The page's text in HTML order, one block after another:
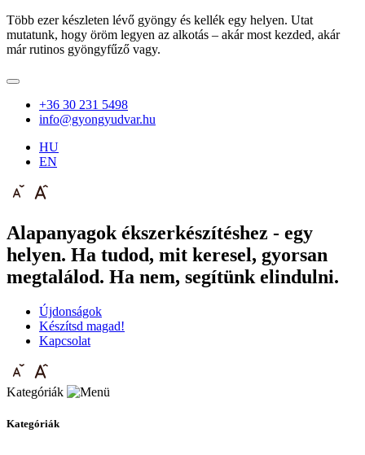
Több ezer készleten lévő gyöngy és kellék egy helyen. Utat
mutatunk, hogy öröm legyen az alkotás – akár most kezded, akár
már rutinos gyöngyfűző vagy.
+36 30 231 5498
info@gyongyudvar.hu
HU
EN
Alapanyagok ékszerkészítéshez - egy
helyen. Ha tudod, mit keresel, gyorsan
megtalálod. Ha nem, segítünk elindulni.
Újdonságok
Készítsd magad!
Kapcsolat
Kategóriák
Kategóriák